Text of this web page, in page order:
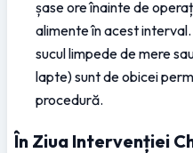
șase ore înainte de
alimente în acest
sucul limpede de mere
lapte) sunt de obicei
procedură.
În Ziua Intervenției